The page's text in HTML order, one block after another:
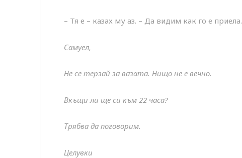
– Тя е – казах му аз. – Да видим как го е приела.
Самуел,
Не се терзай за вазата. Нищо не е вечно.
Вкъщи ли ще си към 22 часа?
Трябва да поговорим.
Целувки